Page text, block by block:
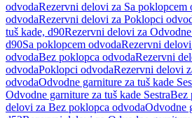
odvodaRezervni delovi za Sa poklopcem
odvodaRezervni delovi za Poklopci
tuš kade, d90Rezervni delovi za
d90Sa poklopcem odvodaRezervni
odvodaBez poklopca odvodaRezervni
odvodaPoklopci odvodaRezervni delovi
odvodaOdvodne garniture za tuš kade
Odvodne garniture za tuš kade SestraBez
delovi za Bez poklopca odvodaOdvodne